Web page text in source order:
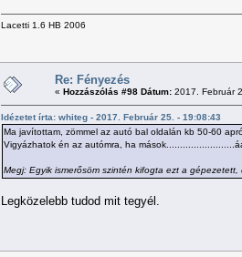
Lacetti 1.6 HB 2006
Re: Fényezés
« Hozzászólás #98 Dátum: 2017. Február
Idézetet írta: whiteg - 2017. Február 25. - 19:08:43
Ma javítottam, zömmel az autó bal oldalán kb 50-60
Vigyázhatok én az autómra, ha
Megj: Egyik ismerősöm szintén kifogta ezt a
Legközelebb tudod mit tegyél.